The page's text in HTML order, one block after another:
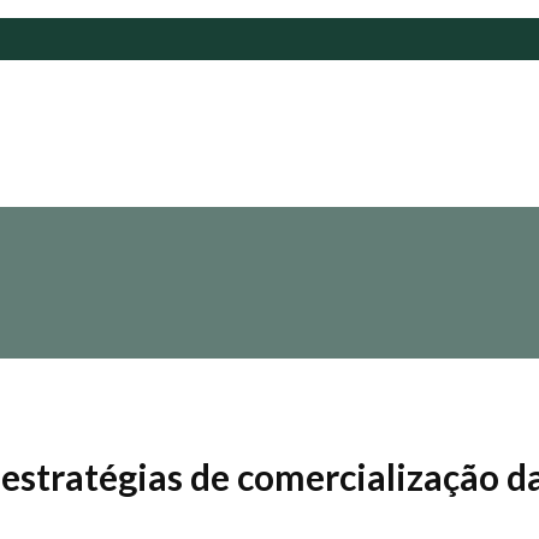
de comercialização